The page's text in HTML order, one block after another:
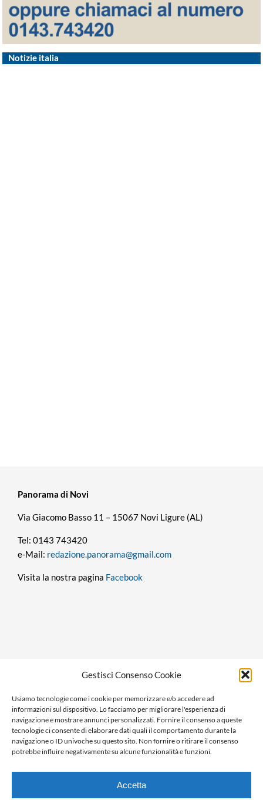
Gestisci Consenso Cookie
Usiamo tecnologie come i cookie per memorizzare e/o accedere ad
informazioni sul dispositivo. Lo facciamo per migliorare l'esperienza di
navigazione e mostrare annunci personalizzati. Fornire il consenso a queste
tecnologie ci consente di elaborare dati quali il comportamento durante la
navigazione o ID univoche su questo sito. Non fornire o ritirare il consenso
potrebbe influire negativamente su alcune funzionalità e funzioni.
Accetta
Notizie italia
Panorama di Novi
Via Giacomo Basso 11 – 15067 Novi Ligure (AL)
Tel: 0143 743420
e-Mail: redazione.panorama@gmail.com
Visita la nostra pagina Facebook
Ragione sociale: Panorama S.r.l.
C.F. / P.IVA: 01058470061
N. REA: AL-138981
Capitale Versato € 10.000,00